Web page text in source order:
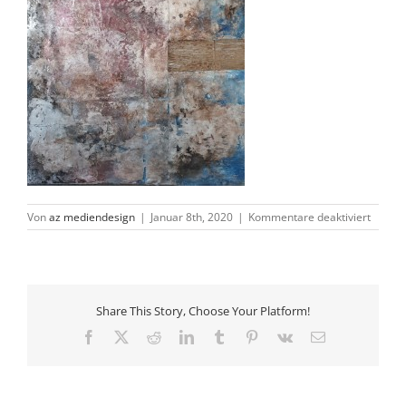
Vonaz mediendesign | Januar 8th, 2020 | Kommentare deaktiviertfür
15.6
Share This Story, Choose Your Platform!
Facebook RedditLinkedInTumblr Pinterest
Vk
E-